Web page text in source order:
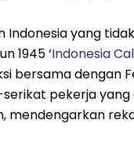
Indonesia yang
1945 ‘Indonesia
bersama dengan
pekerja
mendengarkan